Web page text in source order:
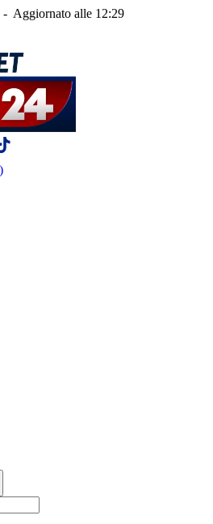
- Aggiornato alle 12:29